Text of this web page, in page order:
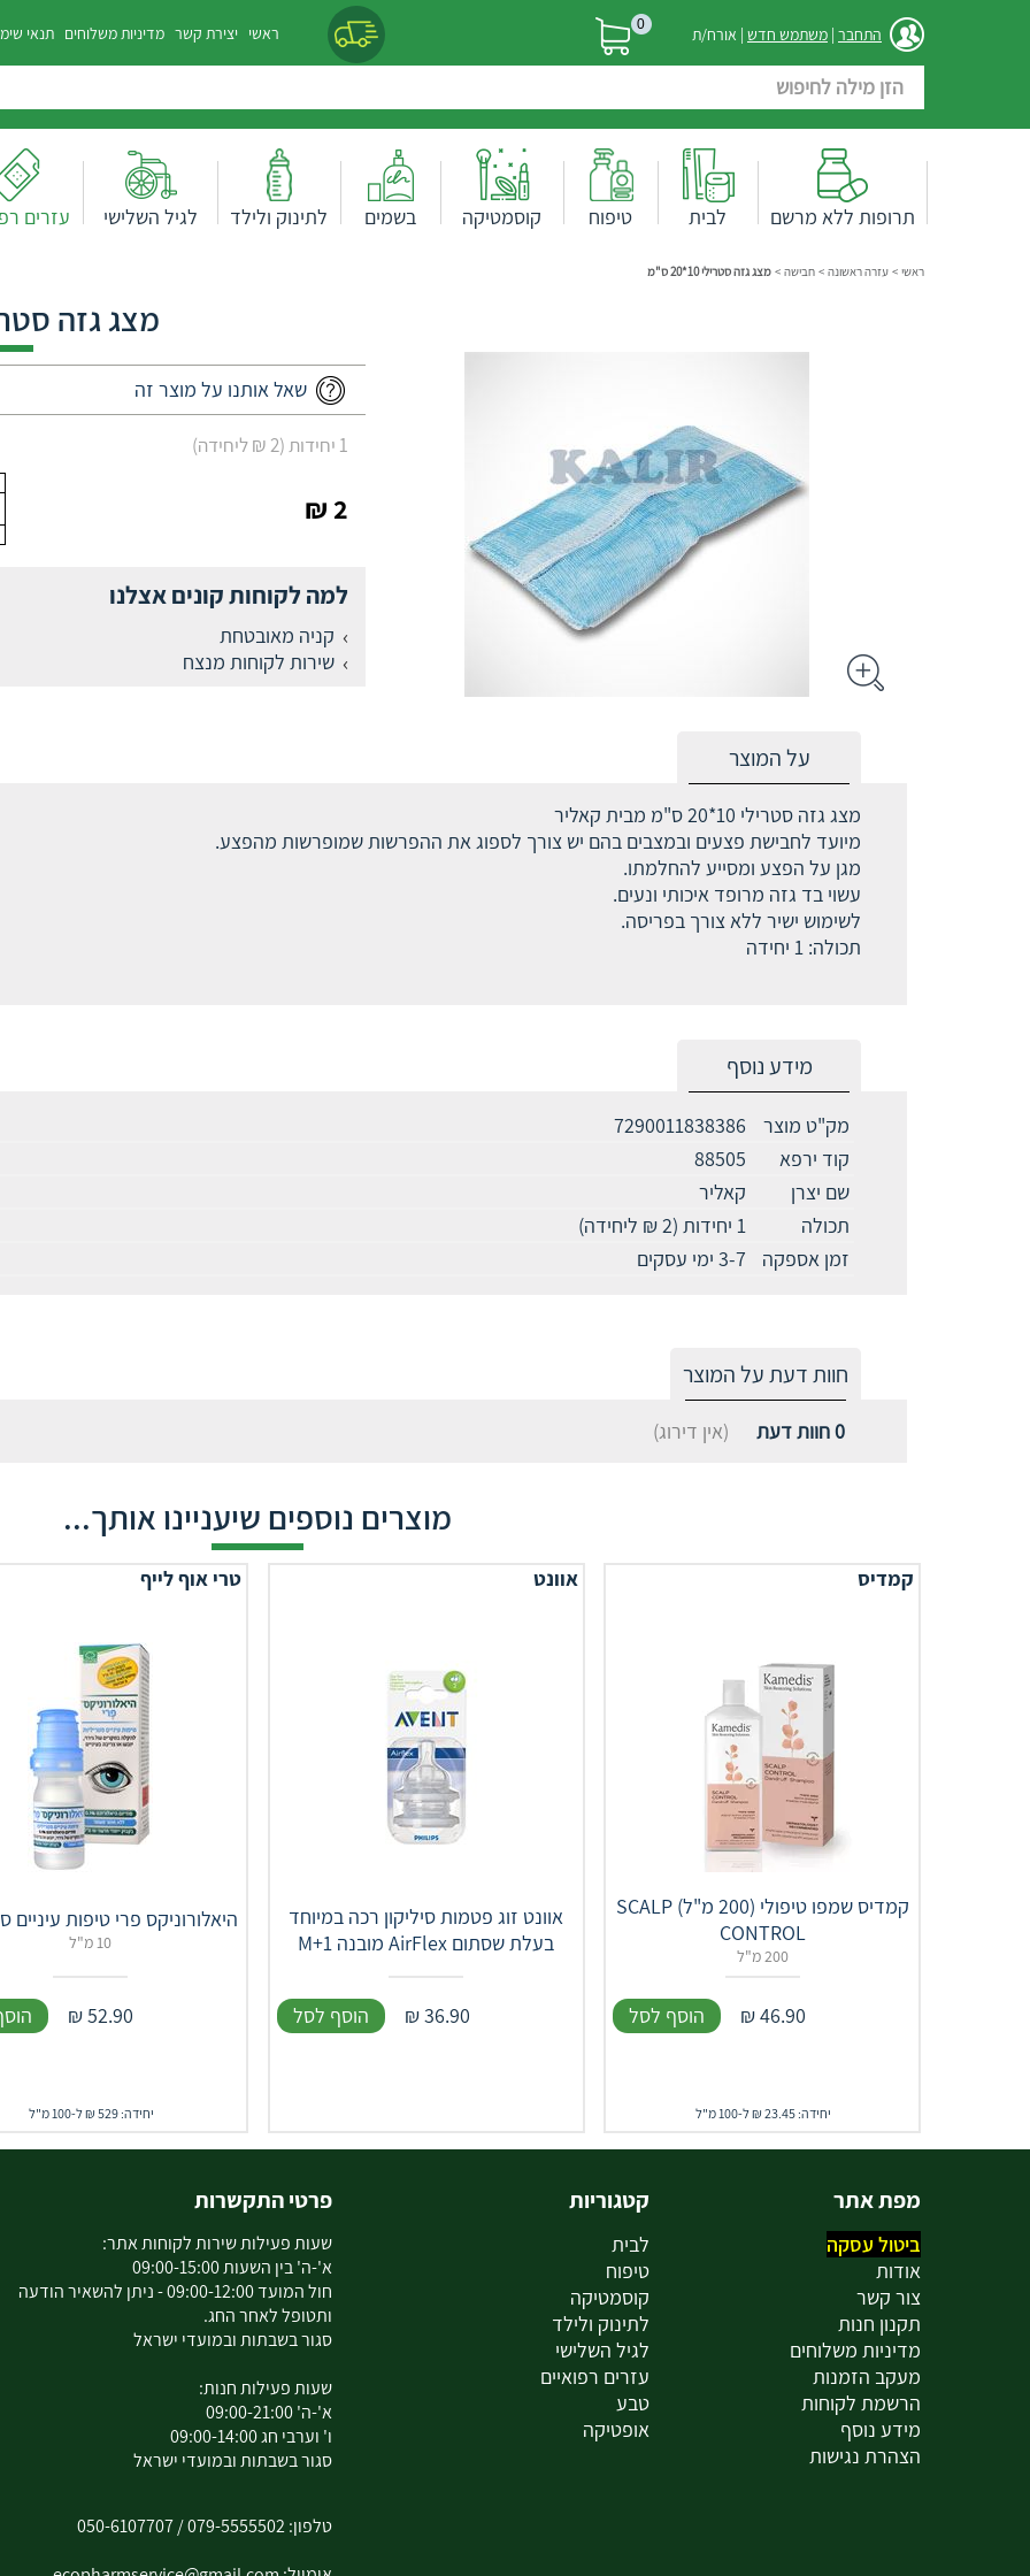
התחבר | משתמש חדש | אורח/ת 0 ראשי יצירת קשר מדיניות משלוחים תנאי
תרופות ללא מרשם לבית טיפוח קוסמטיקה בשמים לתינוק ולילד לגיל השלישי עזרים
ראשי > עזרה ראשונה > חבישה > מצג גזה סטרילי 10*20 ס"מ
מצג גזה סטרילי
שאל אותנו על מוצר זה
1 יחידות (2 ₪ ליחידה)
2 ₪
למה לקוחות קונים אצלנו
קניה מאובטחת
שירות לקוחות מנצח
על המוצר
מצג גזה סטרילי 10*20 ס"מ מבית קאליר
מיועד לחבישת פצעים ובמצבים בהם יש צורך לספוג את ההפרשות שמופרשות מהפצע.
מגן על הפצע ומסייע להחלמתו.
עשוי בד גזה מרופד איכותי ונעים.
לשימוש ישיר ללא צורך בפריסה.
תכולה: 1 יחידה
מידע נוסף
מק"ט מוצר
7290011838386
קוד ירפא
88505
שם יצרן
קאליר
תכולה
1 יחידות (2 ₪ ליחידה)
זמן אספקה
3-7 ימי עסקים
חוות דעת על המוצר
0חוות דעת (אין דירוג)
מוצרים נוספים שיעניינו אותך...
קמדיס
קמדיס שמפו טיפולי (200 מ"ל) SCALP
CONTROL
200 מ"ל
46.90
₪ הוסף לסל
יחידה: 23.45 ₪ ל-100 מ"ל
אוונט
אוונט זוג פטמות סיליקון רכה במיוחד
בעלת שסתום AirFlex מובנה 1+M
36.90
₪ הוסף לסל
טרי אוף לייף
היאלורוניקס פרי טיפות עיניים
10 מ"ל
52.90
₪
יחידה: 529 ₪ ל-100 מ"ל
מפת אתר
ביטול עסקה
אודות
צור קשר
תקנון חנות
מדיניות משלוחים
מעקב הזמנות
הרשמת לקוחות
מידע נוסף
הצהרת נגישות
קטגוריות
לבית
טיפוח
קוסמטיקה
לתינוק ולילד
לגיל השלישי
עזרים רפואיים
טבע
אופטיקה
פרטי התקשרות
שעות פעילות שירות לקוחות אתר:
א'-ה' בין השעות 09:00-15:00
חול המועד 09:00-12:00 - ניתן להשאיר הודעה
ותטופל לאחר החג.
סגור בשבתות ובמועדי ישראל
שעות פעילות חנות:
א'-ה' 09:00-21:00
ו' וערבי חג 09:00-14:00
סגור בשבתות ובמועדי ישראל
טלפון:079-5555502
/
050-6107707